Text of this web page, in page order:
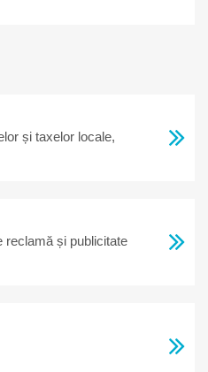
și taxelor locale,
reclamă și publicitate